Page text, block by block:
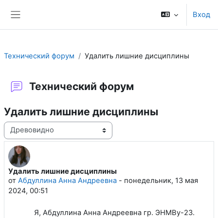
Вход
Технический форум Удалить лишние дисциплины
Технический форум
Удалить лишние дисциплины
Режим отображения
Удалить лишние дисциплины
от Абдуллина Анна Андреевна - понедельник, 13 мая
2024, 00:51
Количество ответов: 1
Я, Абдуллина Анна Андреевна гр. ЭНМВу-23.